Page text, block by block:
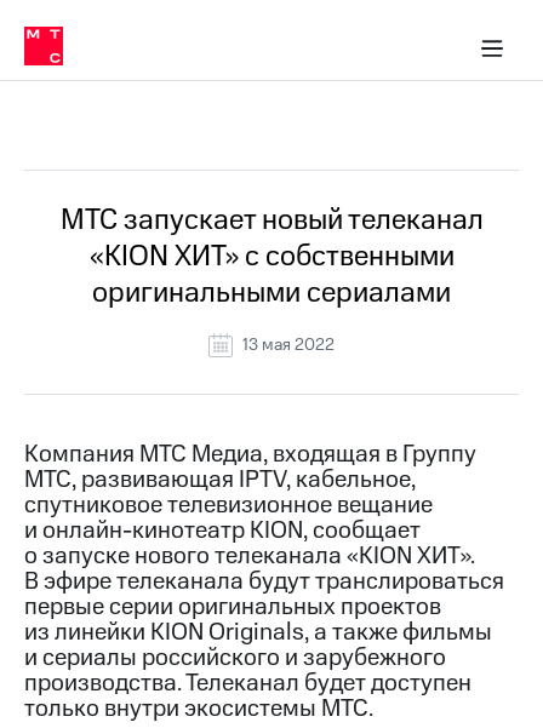
Медиа-центр
и акционерам
Устойчивое развитие
Комплаенс и деловая этика
компании
Карьера
История
компании
Руководство
информация
Контакты
Медиа-центр
Пресс-
релизы
МТС
о технологиях
Достижения
Интервью
в МТС
Пресс-
релизы
МТС
о технологиях
МТС запускает новый телеканал
«KION ХИТ» с собственными
оригинальными сериалами
13 мая 2022
Компания МТС Медиа, входящая в Группу
МТС, развивающая IPTV, кабельное,
спутниковое телевизионное вещание
и онлайн-кинотеатр KION, сообщает
о запуске нового телеканала «KION ХИТ».
В эфире телеканала будут транслироваться
первые серии оригинальных проектов
из линейки KION Originals, а также фильмы
и сериалы российского и зарубежного
производства. Телеканал будет доступен
только внутри экосистемы МТС.